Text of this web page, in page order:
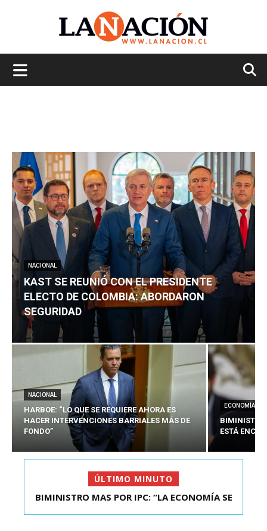
NACIONAL
KAST SE REUNIÓ CON EL PRESIDENTE
ELECTO DE COLOMBIA: ABORDARON
SEGURIDAD
NACIONAL
HARBOE: “LO QUE SE REQUIERE AHORA ES
HACER INTERVENCIONES BARRIALES MÁS DE
FONDO”
ECONOMÍA
BIMINISTRO
ESTÁ
ÚLTIMO MINUTO
KAST SE REUNIÓ CON EL PRESIDENTE ELECTO DE
BIMINISTRO MAS POR IPC: “LA ECONOMÍA SE